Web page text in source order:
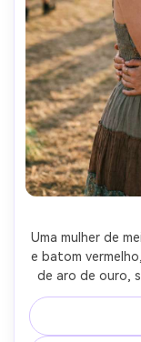
Uma mulher de
e batom
de aro de ouro,
clube de jazz
luz de velas,
contraste